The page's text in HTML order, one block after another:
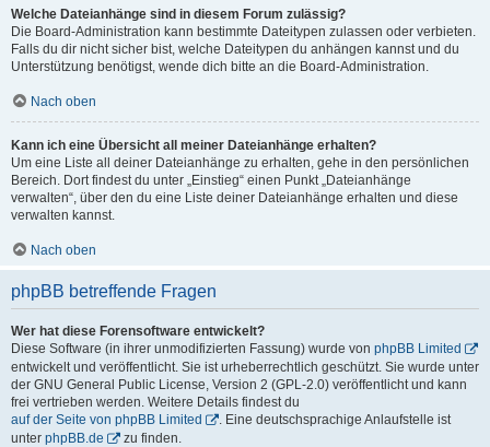
Welche Dateianhänge sind in diesem Forum zulässig?
Die Board-Administration kann bestimmte Dateitypen zulassen oder verbieten.
Falls du dir nicht sicher bist, welche Dateitypen du anhängen kannst und du
Unterstützung benötigst, wende dich bitte an die Board-Administration.
Nach oben
Kann ich eine Übersicht all meiner Dateianhänge erhalten?
Um eine Liste all deiner Dateianhänge zu erhalten, gehe in den persönlichen
Bereich. Dort findest du unter „Einstieg“ einen Punkt „Dateianhänge
verwalten“, über den du eine Liste deiner Dateianhänge erhalten und diese
verwalten kannst.
Nach oben
phpBB betreffende Fragen
Wer hat diese Forensoftware entwickelt?
Diese Software (in ihrer unmodifizierten Fassung) wurde von phpBB Limited
entwickelt und veröffentlicht. Sie ist urheberrechtlich geschützt. Sie wurde unter
der GNU General Public License, Version 2 (GPL-2.0) veröffentlicht und kann
frei vertrieben werden. Weitere Details findest du
auf der Seite von phpBB Limited
. Eine deutschsprachige Anlaufstelle ist
unter phpBB.de zu finden.